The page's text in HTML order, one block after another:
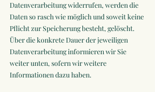
Datenverarbeitung widerrufen, werden die
Daten so rasch wie möglich und soweit keine
Pflicht zur Speicherung besteht, gelöscht.
Über die konkrete Dauer der jeweiligen
Datenverarbeitung informieren wir Sie
weiter unten, sofern wir weitere
Informationen dazu haben.